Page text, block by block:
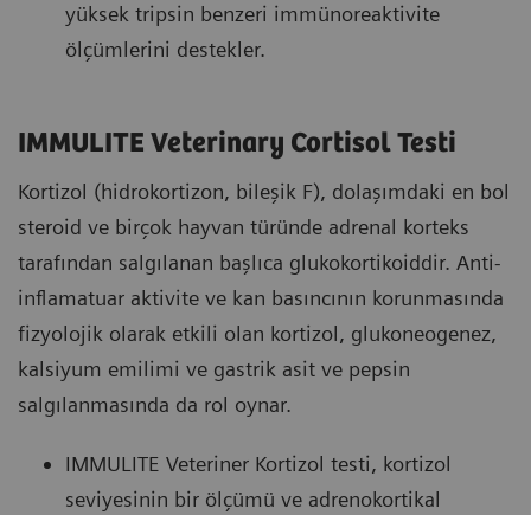
yüksek tripsin benzeri immünoreaktivite
ölçümlerini destekler.
IMMULITE Veterinary Cortisol Testi
Kortizol (hidrokortizon, bileşik F), dolaşımdaki en bol
steroid ve birçok hayvan türünde adrenal korteks
tarafından salgılanan başlıca glukokortikoiddir. Anti-
inflamatuar aktivite ve kan basıncının korunmasında
fizyolojik olarak etkili olan kortizol, glukoneogenez,
kalsiyum emilimi ve gastrik asit ve pepsin
salgılanmasında da rol oynar.
IMMULITE Veteriner Kortizol testi, kortizol
seviyesinin bir ölçümü ve adrenokortikal